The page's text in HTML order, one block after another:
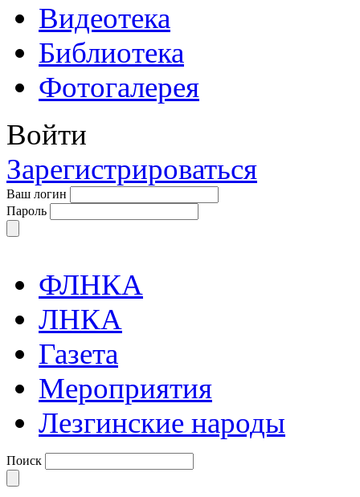
Видеотека
Библиотека
Фотогалерея
Войти
Зарегистрироваться
Ваш логин
Пароль
ФЛНКА
ЛНКА
Газета
Мероприятия
Лезгинские народы
Поиск